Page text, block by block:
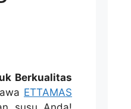
Berkualitas
ETTAMAS